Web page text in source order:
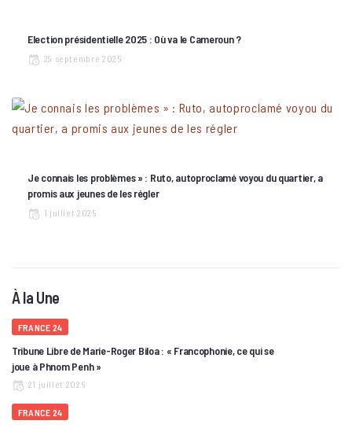
Election présidentielle 2025 : Où va le Cameroun ?
29 septembre 2025
Je connais les problèmes » : Ruto, autoproclamé voyou du quartier, a
promis aux jeunes de les régler
1 juillet 2025
À la Une
FRANCE 24
Tribune Libre de Marie-Roger Biloa : « Francophonie, ce qui se
joue à Phnom Penh »
21 juillet 2026
FRANCE 24